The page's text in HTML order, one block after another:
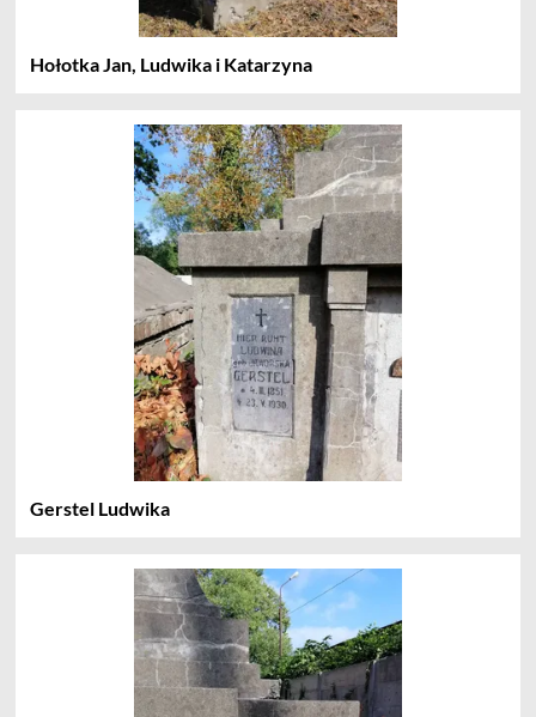
Hołotka Jan, Ludwika i Katarzyna
Gerstel Ludwika